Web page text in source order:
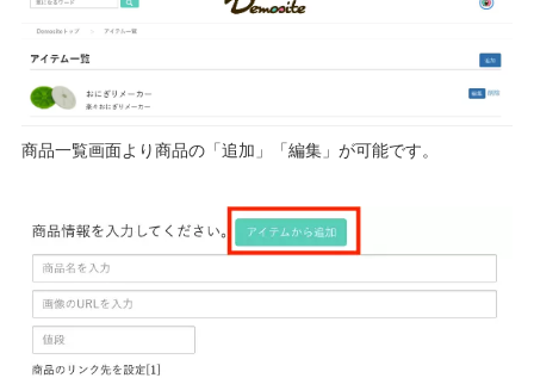
商品一覧画面より商品の「追加」「編集」が可能です。